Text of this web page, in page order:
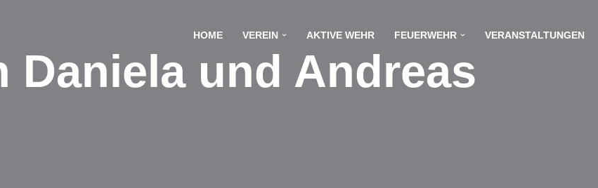
HOME VEREIN AKTIVE WEHR FEUERWEHR VERANSTALTUNGEN
Daniela und Andreas